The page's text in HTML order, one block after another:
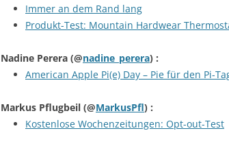
Immer an dem Rand lang
Produkt-Test: Mountain Hardwear
Nadine Perera (@nadine_perera) :
American Apple Pi(e) Day – Pie für den Pi-
Markus Pflugbeil (@MarkusPfl) :
Kostenlose Wochenzeitungen: Opt-out-Test